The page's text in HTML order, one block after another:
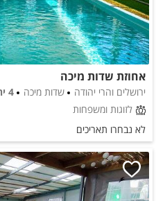
אחוזת שדות מיכה
ירושלים והרי יהודה שדות מיכה
4 יחידות, 8 חדרים
לזוגות ומשפחות
לא נבחרו תאריכים